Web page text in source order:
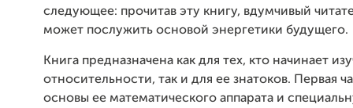
следующее: прочитав эту книгу, вдумчивый
может послужить основой энергетики будущего.
Книга предназначена как для тех, кто начинает
относительности, так и для ее знатоков. Первая
основы ее математического аппарата и